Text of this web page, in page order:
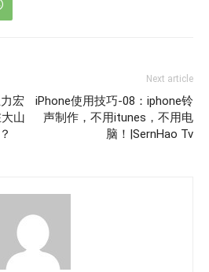
宏
山
Next article
iPhone使用技巧-08：iphone铃
声制作，不用itunes，不用电
脑！|SernHao Tv